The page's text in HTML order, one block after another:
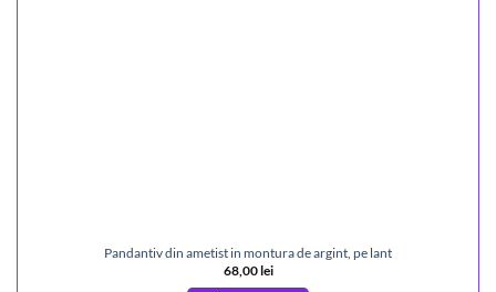
Pandantiv din ametist in montura de argint, pe lant
68,00lei